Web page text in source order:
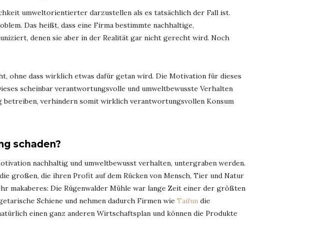
umweltorientierter darzustellen als es tatsächlich der Fall ist.
Das heißt, dass eine Firma bestimmte nachhaltige,
denen sie aber in der Realität gar nicht gerecht wird. Noch
ohne dass wirklich etwas dafür getan wird. Die Motivation für dieses
scheinbar verantwortungsvolle und umweltbewusste Verhalten
betreiben, verhindern somit wirklich verantwortungsvollen Konsum
schaden?
nachhaltig und umweltbewusst verhalten, untergraben werden.
großen, die ihren Profit auf dem Rücken von Mensch, Tier und Natur
makaberes: Die Rügenwalder Mühle war lange Zeit einer der größten
Schiene und nehmen dadurch Firmen wie Taifun die
einen ganz anderen Wirtschaftsplan und können die Produkte